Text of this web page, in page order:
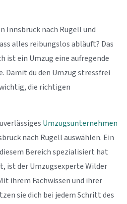
Innsbruck nach Rugell und
alles reibungslos abläuft? Das
ist ein Umzug eine aufregende
Damit du den Umzug stressfrei
die richtigen
Umzugsunternehmen
nach Rugell auswählen. Ein
Bereich spezialisiert hat
ist der Umzugsexperte Wilder
ihrem Fachwissen und ihrer
sie dich bei jedem Schritt des